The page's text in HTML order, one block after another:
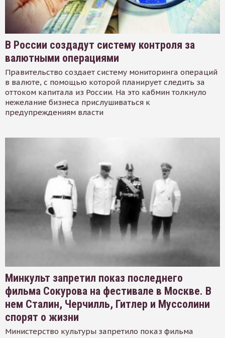
В России создадут систему контроля за
валютными операциями
Правительство создает систему мониторинга операций
в валюте, с помощью которой планирует следить за
оттоком капитала из России. На это кабмин толкнуло
нежелание бизнеса прислушиваться к
предупреждениям власти
Минкульт запретил показ последнего
фильма Сокурова на фестивале в Москве. В
нем Сталин, Черчилль, Гитлер и Муссолини
спорят о жизни
Министерство культуры запретило показ фильма